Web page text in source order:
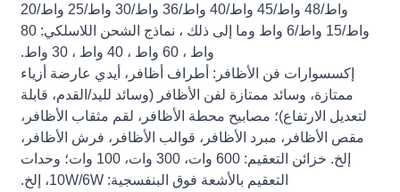
واط/48 واط/45 واط/40 واط/36 واط/30 واط/25 واط/20
واط/15 واط/6 واط وما إلى ذلك ، نماذج الشحن اللاسلكي: 80
واط ، 60 واط ، 40 واط ، 30 واط.
إكسسوارات فن الأظافر: أطراف أظافر، أيدي عارضة أزياء
ممتازة، وسائد ممتازة لفن الأظافر (وسائد لليد/القدم، قابلة
لتعديل الارتفاع)؛ مصابيح محطة الأظافر، لقم مثقاب الأظافر،
مقص الأظافر، مبرد الأظافر، قوالب الأظافر، فرش الأظافر،
إلخ. خزائن التعقيم: 600 وات، 300 وات، 100 وات؛ وحدات
التعقيم بالأشعة فوق البنفسجية: 10W/6W، إلخ.